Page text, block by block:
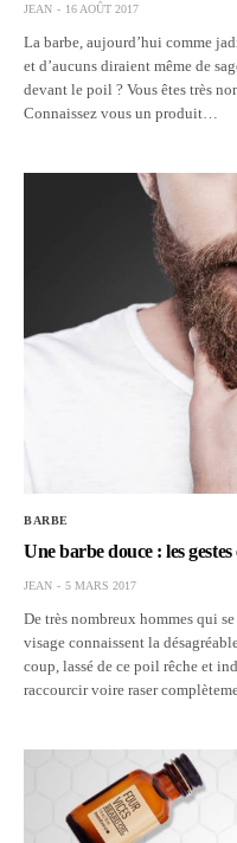
JEAN 16 AOÛT 2017
La barbe, aujourd’hui comme
et d’aucuns diraient même de
devant le poil ? Vous êtes très
Connaissez vous un produit…
BARBE
Une barbe douce : les
JEAN 5 MARS 2017
De très nombreux hommes qui
visage connaissent la
coup, lassé de ce poil rêche et
raccourcir voire raser